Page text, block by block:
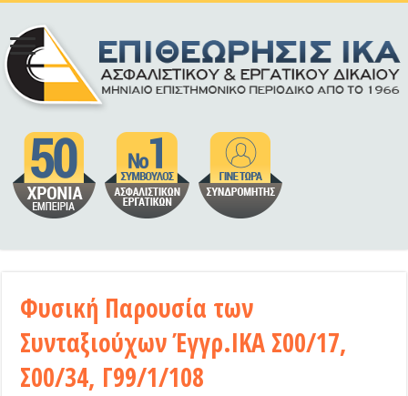
Φυσική Παρουσία των
Συνταξιούχων Έγγρ.ΙΚΑ Σ00/17,
Σ00/34, Γ99/1/108